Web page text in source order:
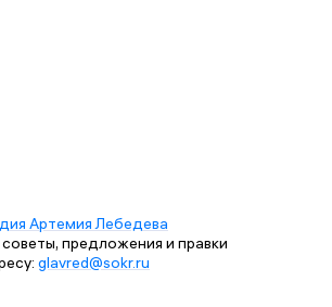
Артемия Лебедева
предложения и правки
glavred@sokr.ru